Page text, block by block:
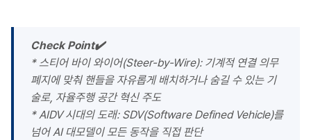
Check Point✔️
* 스티어 바이 와이어(Steer-by-Wire): 기계적 연결 의무
폐지에 맞춰 핸들을 자유롭게 배치하거나 숨길 수 있는 기
술로, 자율주행 공간 혁신 주도
* AIDV 시대의 도래: SDV(Software Defined Vehicle)를
넘어 AI 대모델이 모든 동작을 직접 판단